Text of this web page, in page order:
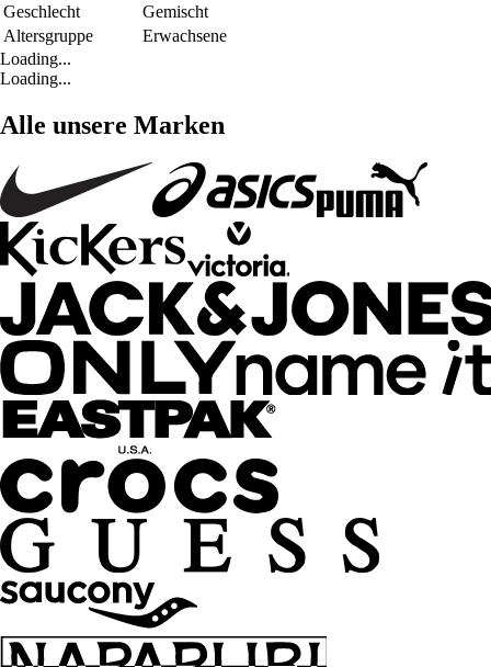
Geschlecht
Gemischt
Altersgruppe
Erwachsene
Loading...
Loading...
Alle unsere Marken